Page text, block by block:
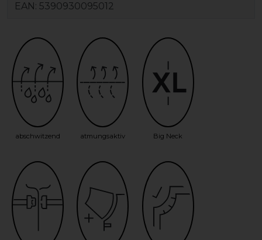
EAN: 5390930095012
abschwitzend atmungsaktiv Big Neck